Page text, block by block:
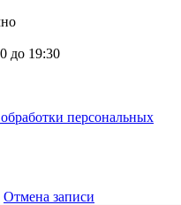
до 19:30
персональных
Отмена записи